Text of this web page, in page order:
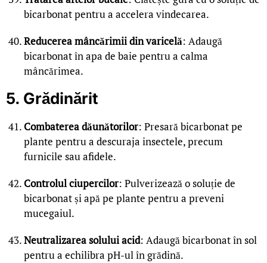
bicarbonat pentru a accelera vindecarea.
Reducerea mâncărimii din varicelă: Adaugă
bicarbonat în apa de baie pentru a calma
mâncărimea.
5. Grădinărit
Combaterea dăunătorilor: Presară bicarbonat pe
plante pentru a descuraja insectele, precum
furnicile sau afidele.
Controlul ciupercilor: Pulverizează o soluție de
bicarbonat și apă pe plante pentru a preveni
mucegaiul.
Neutralizarea solului acid: Adaugă bicarbonat în sol
pentru a echilibra pH-ul în grădină.